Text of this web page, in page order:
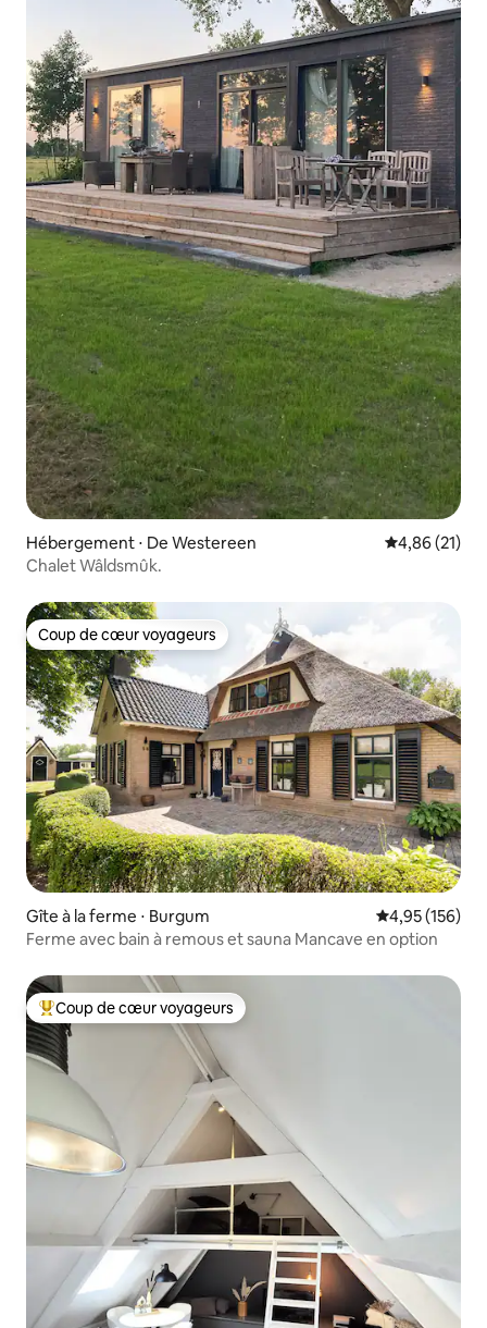
Hébergement ⋅ De Westereen Évaluation
4,86 (21)
Chalet Wâldsmûk.
Coup de cœur voyageurs
Coup de cœur voyageurs
Gîte à la ferme ⋅ Burgum Évaluation
4,95 (156)
Ferme avec bain à remous et sauna Mancave en option
Coups de cœur voyageurs les plus appréciés
Coup de cœur voyageurs